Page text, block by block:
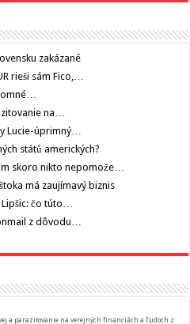
zakázané
rieši sám Fico,…
na…
Lucie-úprimný…
států amerických?
skoro nikto nepomože…
má zaujímavý biznis
Lipšic: čo túto…
z dôvodu…
a parazitovanie na verejných financiách a ľudoch z